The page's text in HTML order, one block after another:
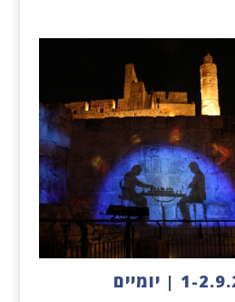
שלישי- רביעי 1-2.9.26 | יומיים